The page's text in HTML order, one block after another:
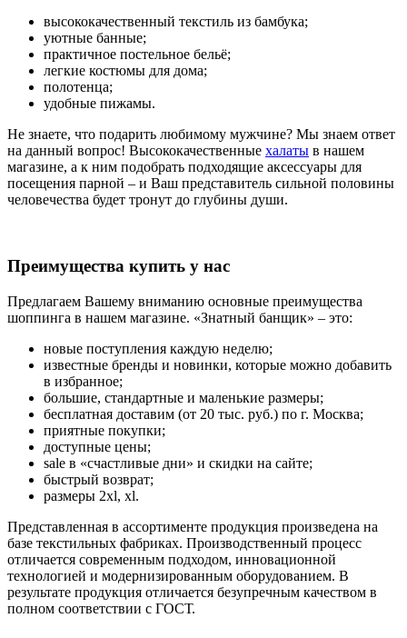
высококачественный текстиль из бамбука;
уютные банные;
практичное постельное бельё;
легкие костюмы для дома;
полотенца;
удобные пижамы.
Не знаете, что подарить любимому мужчине? Мы знаем ответ
на данный вопрос! Высококачественные халаты в нашем
магазине, а к ним подобрать подходящие аксессуары для
посещения парной – и Ваш представитель сильной половины
человечества будет тронут до глубины души.
Преимущества купить у нас
Предлагаем Вашему вниманию основные преимущества
шоппинга в нашем магазине. «Знатный банщик» – это:
новые поступления каждую неделю;
известные бренды и новинки, которые можно добавить
в избранное;
большие, стандартные и маленькие размеры;
бесплатная доставим (от 20 тыс. руб.) по г. Москва;
приятные покупки;
доступные цены;
sale в «счастливые дни» и скидки на сайте;
быстрый возврат;
размеры 2xl, xl.
Представленная в ассортименте продукция произведена на
базе текстильных фабриках. Производственный процесс
отличается современным подходом, инновационной
технологией и модернизированным оборудованием. В
результате продукция отличается безупречным качеством в
полном соответствии с ГОСТ.